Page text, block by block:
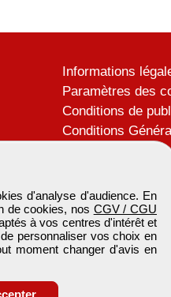
d'analyse d'audience. En
de cookies, nos CGV / CGU
à vos centres d'intérêt et
personnaliser vos choix en
moment changer d'avis en
Informations
Paramètres des
Conditions de
Conditions